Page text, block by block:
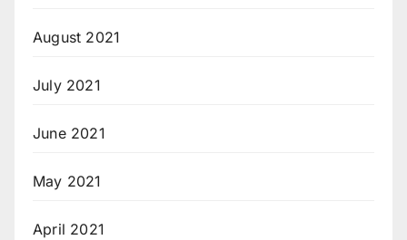
August 2021
July 2021
June 2021
May 2021
April 2021